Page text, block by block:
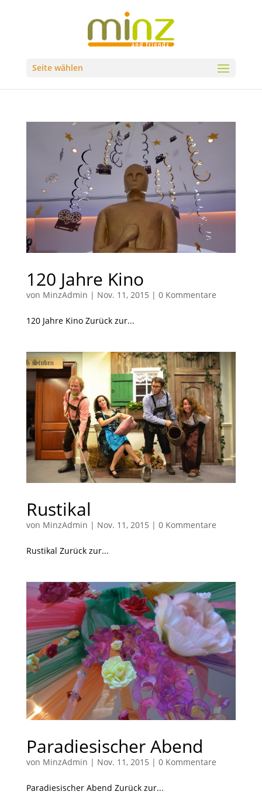
Seite wählen
120 Jahre Kino
von MinzAdmin | Nov. 11, 2015 | 0 Kommentare
120 Jahre Kino Zurück zur...
Rustikal
von MinzAdmin | Nov. 11, 2015 | 0 Kommentare
Rustikal Zurück zur...
Paradiesischer Abend
von MinzAdmin | Nov. 11, 2015 | 0 Kommentare
Paradiesischer Abend Zurück zur...